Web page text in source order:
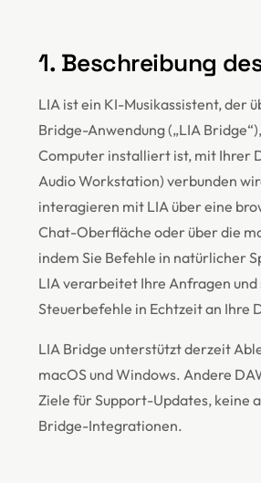
1. Beschreibung
LIA ist ein KI-Musikassistent, der
Bridge-Anwendung („LIA
Computer installiert ist, mit Ihrer
Audio Workstation) verbunden
interagieren mit LIA über eine
Chat-Oberfläche oder über die
indem Sie Befehle in natürlicher
LIA verarbeitet Ihre Anfragen und
Steuerbefehle in Echtzeit an Ihre
LIA Bridge unterstützt derzeit
macOS und Windows. Andere
Ziele für Support-Updates, keine
Bridge-Integrationen.